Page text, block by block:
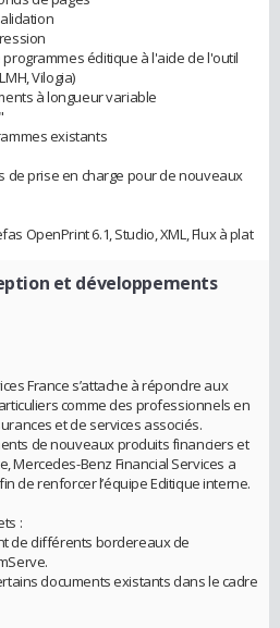
éditique à l'aide de l'outil
Vilogia)
à longueur variable
existants
de prise en charge pour de nouveaux
OpenPrint 6.1, Studio, XML, Flux à plat
et développements
France s’attache à répondre aux
comme des professionnels en
et de services associés.
de nouveaux produits financiers et
Mercedes-Benz Financial Services a
de renforcer l’équipe Editique interne.
:
de différents bordereaux de
documents existants dans le cadre